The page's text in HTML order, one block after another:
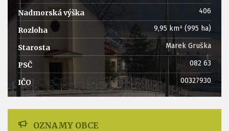
Nadmorská výška ‎406
Rozloha ‎9,95 km² (995 ha)
Starosta Marek Gruška
PSČ 082 63
IČO 00327930
OZNAMY OBCE